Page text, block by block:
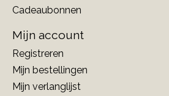
Cadeaubonnen
Mijn account
Registreren
Mijn bestellingen
Mijn verlanglijst